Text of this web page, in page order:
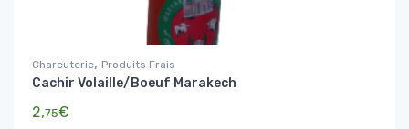
Charcuterie, Produits Frais
Cachir Volaille/Boeuf Marakech
2,75€